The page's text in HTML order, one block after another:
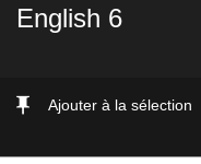
English 6
Ajouter à la sélection